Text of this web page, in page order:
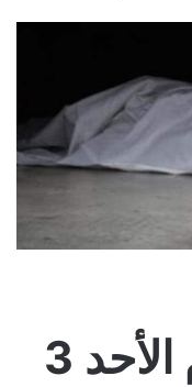
عُثر، مساء اليوم الأحد 3